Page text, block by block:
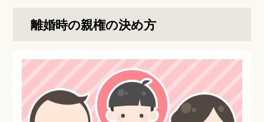
離婚時の親権の決め方